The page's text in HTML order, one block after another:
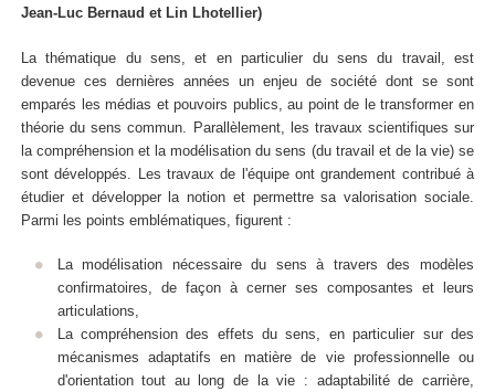
Jean-Luc Bernaud et Lin Lhotellier)
La thématique du sens, et en particulier du sens du travail, est
devenue ces dernières années un enjeu de société dont se sont
emparés les médias et pouvoirs publics, au point de le transformer en
théorie du sens commun. Parallèlement, les travaux scientifiques sur
la compréhension et la modélisation du sens (du travail et de la vie) se
sont développés. Les travaux de l'équipe ont grandement contribué à
étudier et développer la notion et permettre sa valorisation sociale.
Parmi les points emblématiques, figurent :
La modélisation nécessaire du sens à travers des modèles
confirmatoires, de façon à cerner ses composantes et leurs
articulations,
La compréhension des effets du sens, en particulier sur des
mécanismes adaptatifs en matière de vie professionnelle ou
d'orientation tout au long de la vie : adaptabilité de carrière,